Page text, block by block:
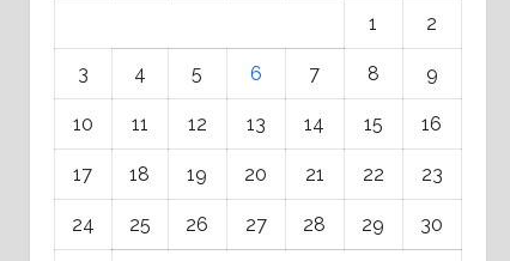
1 2
3 4 5 6 7 8 9
10 11 12 13 14 15 16
17 18 19 20 21 22 23
24 25 26 27 28 29 30